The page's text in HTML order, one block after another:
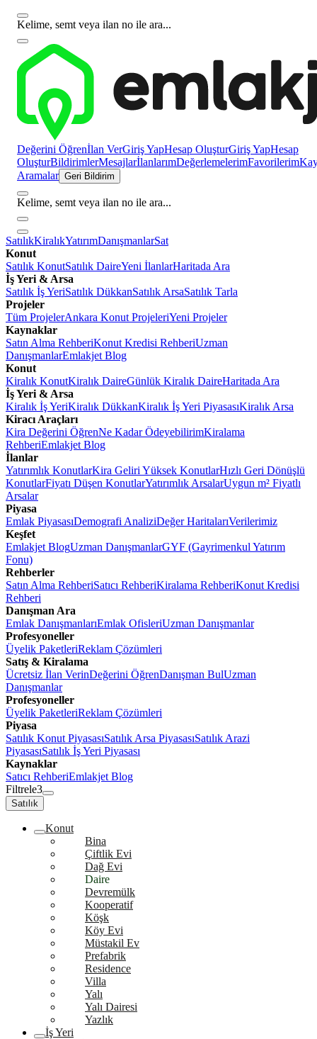
Kelime, semt veya ilan no ile ara...
Değerini Öğrenİlan VerGiriş YapHesap OluşturGiriş YapHesap
OluşturBildirimlerMesajlarİlanlarımDeğerlemelerimFavorilerim
Aramalar Geri Bildirim
Kelime, semt veya ilan no ile ara...
SatılıkKiralıkYatırımDanışmanlarSat
Konut
Satılık KonutSatılık DaireYeni İlanlarHaritada Ara
İş Yeri & Arsa
Satılık İş YeriSatılık DükkanSatılık ArsaSatılık Tarla
Projeler
Tüm ProjelerAnkara Konut ProjeleriYeni Projeler
Kaynaklar
Satın Alma RehberiKonut Kredisi RehberiUzman
DanışmanlarEmlakjet Blog
Konut
Kiralık KonutKiralık DaireGünlük Kiralık DaireHaritada Ara
İş Yeri & Arsa
Kiralık İş YeriKiralık DükkanKiralık İş Yeri PiyasasıKiralık Arsa
Kiracı Araçları
Kira Değerini ÖğrenNe Kadar ÖdeyebilirimKiralama
RehberiEmlakjet Blog
İlanlar
Yatırımlık KonutlarKira Geliri Yüksek KonutlarHızlı Geri Dönüşlü
KonutlarFiyatı Düşen KonutlarYatırımlık ArsalarUygun m² Fiyatlı
Arsalar
Piyasa
Emlak PiyasasıDemografi AnaliziDeğer HaritalarıVerilerimiz
Keşfet
Emlakjet BlogUzman DanışmanlarGYF (Gayrimenkul Yatırım
Fonu)
Rehberler
Satın Alma RehberiSatıcı RehberiKiralama RehberiKonut Kredisi
Rehberi
Danışman Ara
Emlak DanışmanlarıEmlak OfisleriUzman Danışmanlar
Profesyoneller
Üyelik PaketleriReklam Çözümleri
Satış & Kiralama
Ücretsiz İlan VerinDeğerini ÖğrenDanışman BulUzman
Danışmanlar
Profesyoneller
Üyelik PaketleriReklam Çözümleri
Piyasa
Satılık Konut PiyasasıSatılık Arsa PiyasasıSatılık Arazi
PiyasasıSatılık İş Yeri Piyasası
Kaynaklar
Satıcı RehberiEmlakjet Blog
Filtrele3
Satılık
Konut
Bina
Çiftlik Evi
Dağ Evi
Daire
Devremülk
Kooperatif
Köşk
Köy Evi
Müstakil Ev
Prefabrik
Residence
Villa
Yalı
Yalı Dairesi
Yazlık
İş Yeri